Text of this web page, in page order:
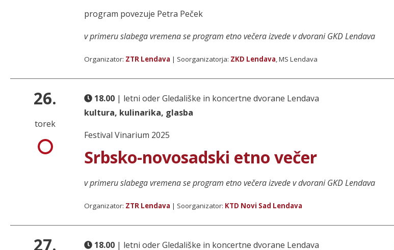
program povezuje Petra Peček
v primeru slabega vremena se program etno večera izvede v dvorani GKD Lendava
Organizator: ZTR Lendava | Soorganizatorja: ZKD Lendava, MS Lendava
26.
torek
18.00 | letni oder Gledališke in koncertne dvorane Lendava
kultura, kulinarika, glasba
Festival Vinarium 2025
Srbsko-novosadski etno večer
v primeru slabega vremena se program etno večera izvede v dvorani GKD Lendava
Organizator: ZTR Lendava | Soorganizator: KTD Novi Sad Lendava
27. 18.00 | letni oder Gledališke in koncertne dvorane Lendava